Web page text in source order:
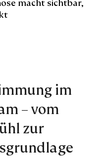
macht sichtbar,
im
– vom
zur